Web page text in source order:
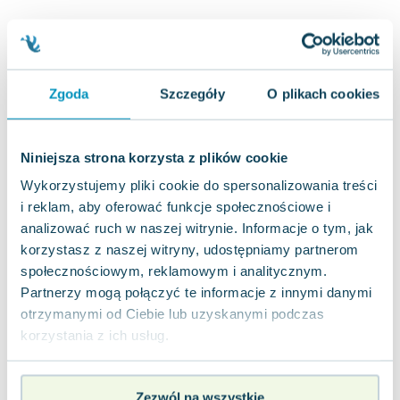
Zgoda Szczegóły O plikach cookies
Niniejsza strona korzysta z plików cookie
Wykorzystujemy pliki cookie do spersonalizowania treści
i reklam, aby oferować funkcje społecznościowe i
analizować ruch w naszej witrynie. Informacje o tym, jak
korzystasz z naszej witryny, udostępniamy partnerom
społecznościowym, reklamowym i analitycznym.
Partnerzy mogą połączyć te informacje z innymi danymi
otrzymanymi od Ciebie lub uzyskanymi podczas
korzystania z ich usług.
Zezwól na wszystkie
Jan Sztaudynger
Małgorzata Ohme
Leszek Czarnecki
Maria Seweryn
Janina Zającówna
Eric Helms
Anna Prus (oprac.)
Nela Mała Reporterka
Agnieszka Maciąg
Barbara Wrzesińska
Terry Pratchett